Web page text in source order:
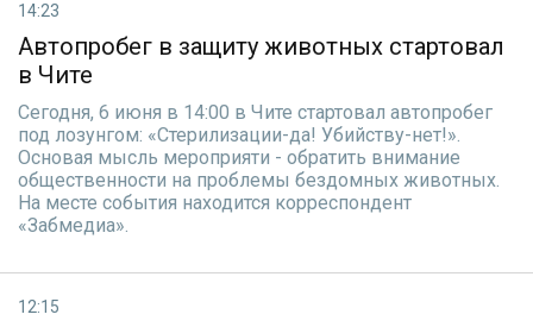
14:23
Автопробег в защиту животных стартовал
в Чите
Сегодня, 6 июня в 14:00 в Чите стартовал автопробег
под лозунгом: «Стерилизации-да! Убийству-нет!».
Основая мысль мероприяти - обратить внимание
общественности на проблемы бездомных животных.
На месте события находится корреспондент
«Забмедиа».
12:15